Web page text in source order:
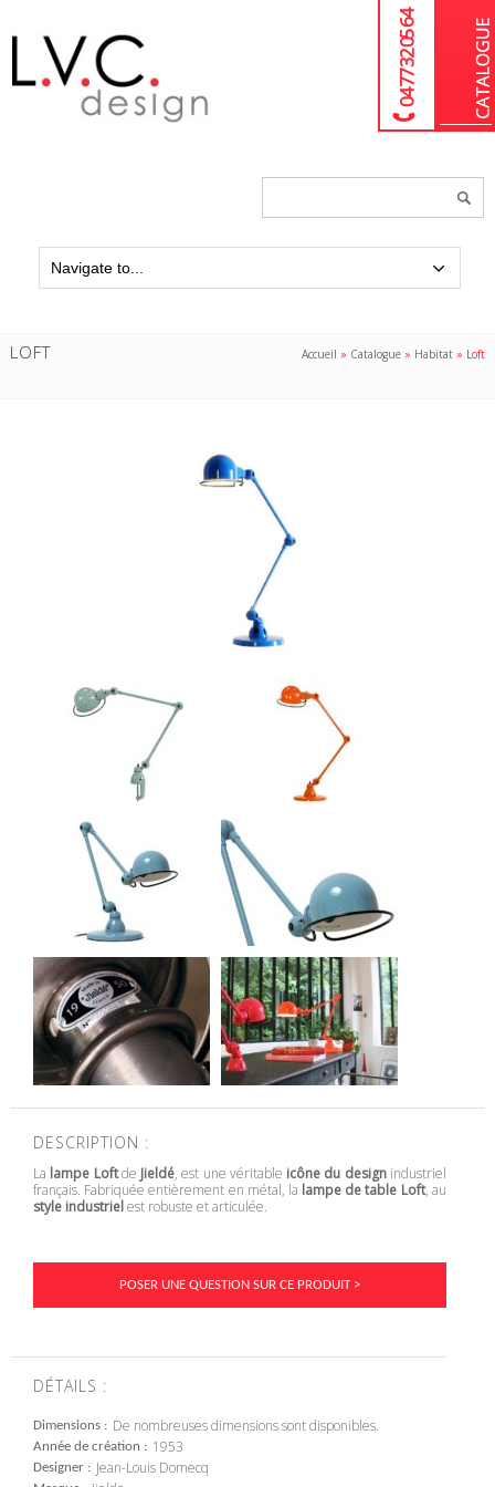
04 77 32 05 64
LOFT Accueil » Catalogue » Habitat » Loft
DESCRIPTION :
La lampe Loftde Jieldé, est une véritable icône du designindustriel
français. Fabriquée entièrement en métal, la lampe de table Loft, au
style industrielest robuste et articulée.
POSER UNE QUESTION SUR CE PRODUIT >
DÉTAILS :
Dimensions De nombreuses dimensions sont disponibles.
Année de création 1953
Designer Jean-Louis Domecq